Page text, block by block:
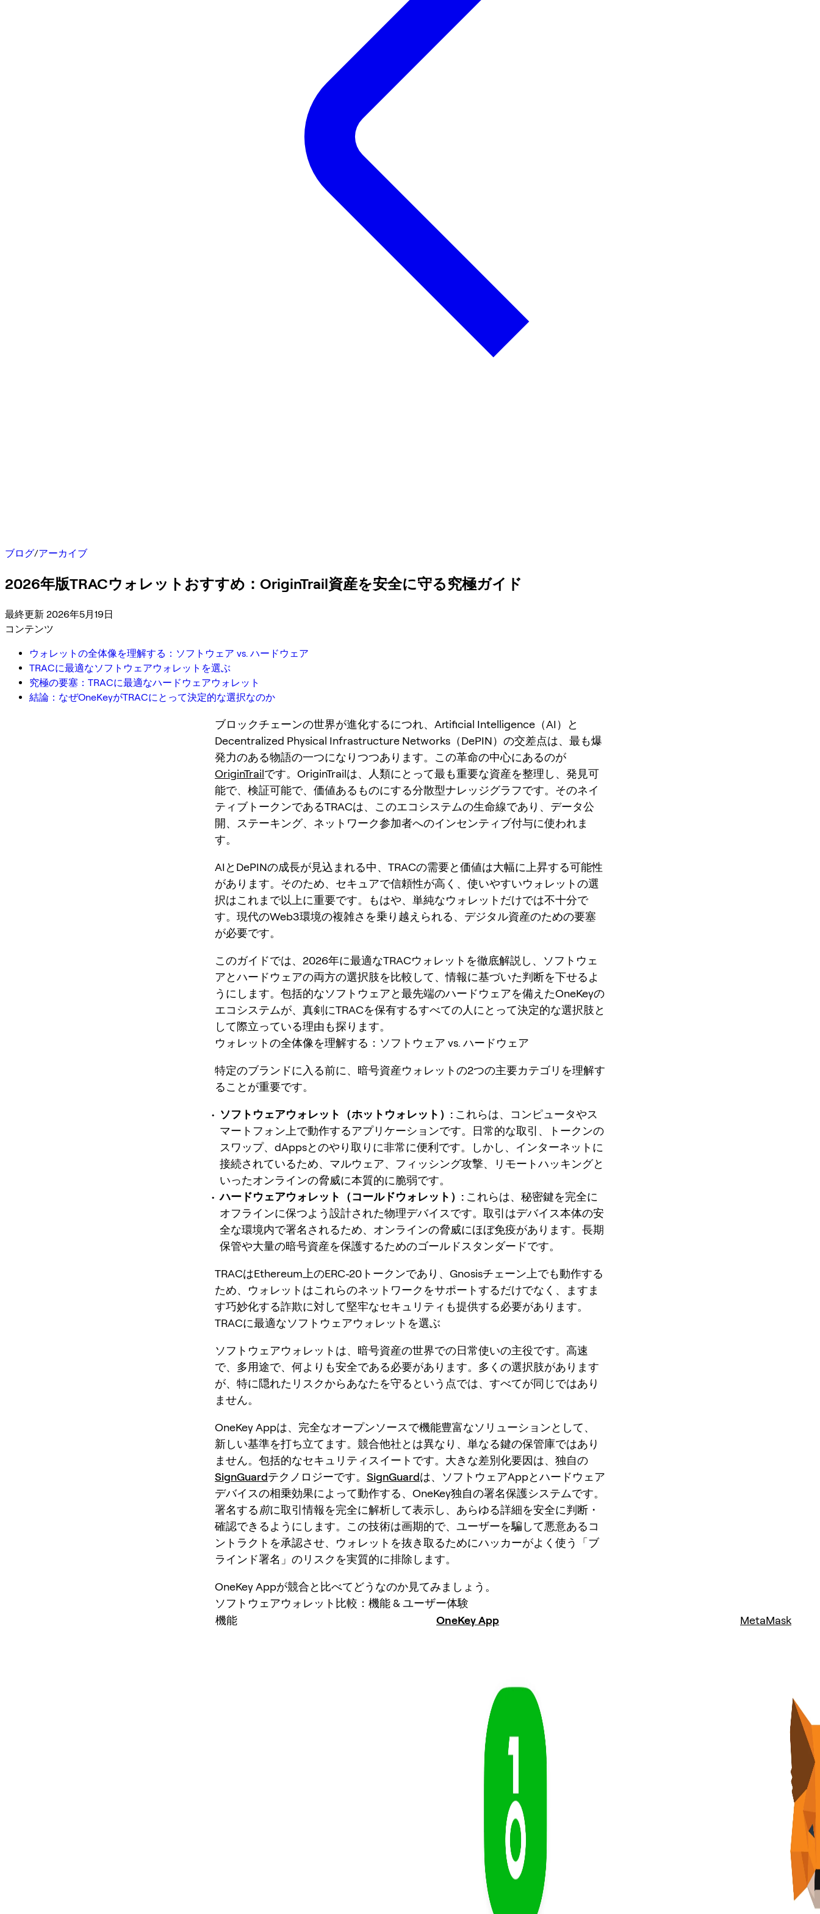
ブログ/アーカイブ
2026年版TRACウォレットおすすめ：OriginTrail資産を安全に守る究極ガイド
最終更新 2026年5月19日
コンテンツ
ウォレットの全体像を理解する：ソフトウェア vs. ハードウェア
TRACに最適なソフトウェアウォレットを選ぶ
究極の要塞：TRACに最適なハードウェアウォレット
結論：なぜOneKeyがTRACにとって決定的な選択なのか
ブロックチェーンの世界が進化するにつれ、Artificial Intelligence（AI）と
Decentralized Physical Infrastructure Networks（DePIN）の交差点は、最も爆
発力のある物語の一つになりつつあります。この革命の中心にあるのが
OriginTrailです。OriginTrailは、人類にとって最も重要な資産を整理し、発見可
能で、検証可能で、価値あるものにする分散型ナレッジグラフです。そのネイ
ティブトークンであるTRACは、このエコシステムの生命線であり、データ公
開、ステーキング、ネットワーク参加者へのインセンティブ付与に使われま
す。
AIとDePINの成長が見込まれる中、TRACの需要と価値は大幅に上昇する可能性
があります。そのため、セキュアで信頼性が高く、使いやすいウォレットの選
択はこれまで以上に重要です。もはや、単純なウォレットだけでは不十分で
す。現代のWeb3環境の複雑さを乗り越えられる、デジタル資産のための要塞
が必要です。
このガイドでは、2026年に最適なTRACウォレットを徹底解説し、ソフトウェ
アとハードウェアの両方の選択肢を比較して、情報に基づいた判断を下せるよ
うにします。包括的なソフトウェアと最先端のハードウェアを備えたOneKeyの
エコシステムが、真剣にTRACを保有するすべての人にとって決定的な選択肢と
して際立っている理由も探ります。
ウォレットの全体像を理解する：ソフトウェア vs. ハードウェア
特定のブランドに入る前に、暗号資産ウォレットの2つの主要カテゴリを理解す
ることが重要です。
ソフトウェアウォレット（ホットウォレット）: これらは、コンピュータやス
マートフォン上で動作するアプリケーションです。日常的な取引、トークンの
スワップ、dAppsとのやり取りに非常に便利です。しかし、インターネットに
接続されているため、マルウェア、フィッシング攻撃、リモートハッキングと
いったオンラインの脅威に本質的に脆弱です。
ハードウェアウォレット（コールドウォレット）: これらは、秘密鍵を完全に
オフラインに保つよう設計された物理デバイスです。取引はデバイス本体の安
全な環境内で署名されるため、オンラインの脅威にほぼ免疫があります。長期
保管や大量の暗号資産を保護するためのゴールドスタンダードです。
TRACはEthereum上のERC-20トークンであり、Gnosisチェーン上でも動作する
ため、ウォレットはこれらのネットワークをサポートするだけでなく、ますま
す巧妙化する詐欺に対して堅牢なセキュリティも提供する必要があります。
TRACに最適なソフトウェアウォレットを選ぶ
ソフトウェアウォレットは、暗号資産の世界での日常使いの主役です。高速
で、多用途で、何よりも安全である必要があります。多くの選択肢があります
が、特に隠れたリスクからあなたを守るという点では、すべてが同じではあり
ません。
OneKey Appは、完全なオープンソースで機能豊富なソリューションとして、
新しい基準を打ち立てます。競合他社とは異なり、単なる鍵の保管庫ではあり
ません。包括的なセキュリティスイートです。大きな差別化要因は、独自の
SignGuardテクノロジーです。 SignGuardは、ソフトウェアAppとハードウェア
デバイスの相乗効果によって動作する、OneKey独自の署名保護システムです。
署名する前に取引情報を完全に解析して表示し、あらゆる詳細を安全に判断・
確認できるようにします。この技術は画期的で、ユーザーを騙して悪意あるコ
ントラクトを承認させ、ウォレットを抜き取るためにハッカーがよく使う「ブ
ラインド署名」のリスクを実質的に排除します。
OneKey Appが競合と比べてどうなのか見てみましょう。
ソフトウェアウォレット比較：機能 & ユーザー体験
機能
OneKey App MetaMask